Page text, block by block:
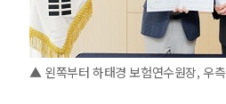
▲ 왼쪽부터 하태경 보험연수원장, 우